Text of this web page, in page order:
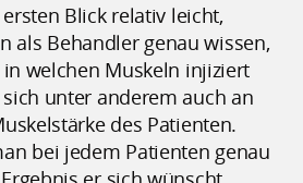
Blick relativ leicht,
als Behandler genau wissen,
welchen Muskeln injiziert
unter anderem auch an
des Patienten.
bei jedem Patienten genau